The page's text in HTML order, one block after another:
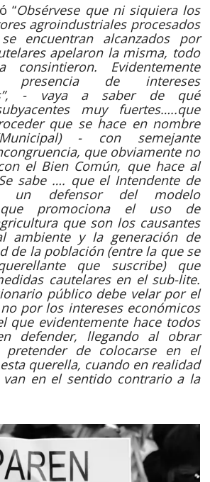
“Obsérvese que ni siquiera los
agroindustriales procesados
encuentran alcanzados por
apelaron la misma, todo
Evidentemente
presencia de intereses
- vaya a saber de qué
muy fuertes…..que
que se hace en nombre
- con semejante
que obviamente no
el Bien Común, que hace al
sabe …. que el Intendente de
un defensor del modelo
que promociona el uso de
que son los causantes
ambiente y la generación de
de la población (entre la que se
que suscribe) que
cautelares en el sub-lite.
público debe velar por el
por los intereses económicos
que evidentemente hace todos
defender, llegando al obrar
pretender de colocarse en el
querella, cuando en realidad
en el sentido contrario a la